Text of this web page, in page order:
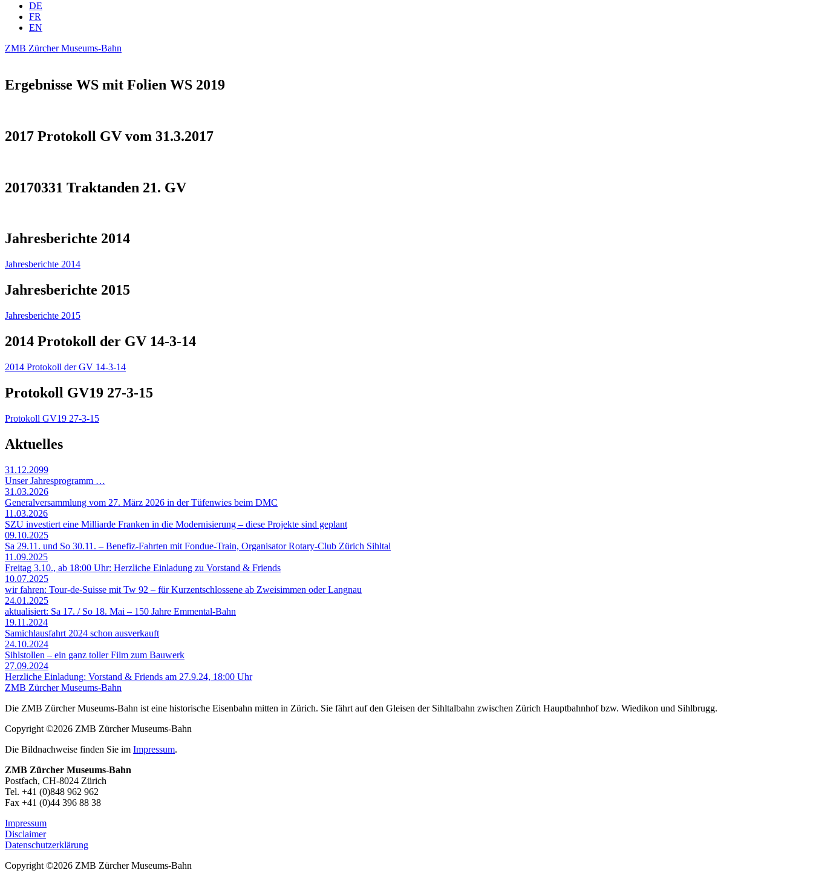
DE
FR
EN
ZMB Zürcher Museums-Bahn
Ergebnisse WS mit Folien WS 2019
2017 Protokoll GV vom 31.3.2017
20170331 Traktanden 21. GV
Jahresberichte 2014
Jahresberichte 2014
Jahresberichte 2015
Jahresberichte 2015
2014 Protokoll der GV 14-3-14
2014 Protokoll der GV 14-3-14
Protokoll GV19 27-3-15
Protokoll GV19 27-3-15
Aktuelles
31.12.2099
Unser Jahresprogramm …
31.03.2026
Generalversammlung vom 27. März 2026 in der Tüfenwies beim DMC
11.03.2026
SZU investiert eine Milliarde Franken in die Modernisierung – diese Projekte sind geplant
09.10.2025
Sa 29.11. und So 30.11. – Benefiz-Fahrten mit Fondue-Train, Organisator Rotary-Club Zürich Sihltal
11.09.2025
Freitag 3.10., ab 18:00 Uhr: Herzliche Einladung zu Vorstand & Friends
10.07.2025
wir fahren: Tour-de-Suisse mit Tw 92 – für Kurzentschlossene ab Zweisimmen oder Langnau
24.01.2025
aktualisiert: Sa 17. / So 18. Mai – 150 Jahre Emmental-Bahn
19.11.2024
Samichlausfahrt 2024 schon ausverkauft
24.10.2024
Sihlstollen – ein ganz toller Film zum Bauwerk
27.09.2024
Herzliche Einladung: Vorstand & Friends am 27.9.24, 18:00 Uhr
ZMB Zürcher Museums-Bahn
Die ZMB Zürcher Museums-Bahn ist eine historische Eisenbahn mitten in Zürich. Sie fährt auf den Gleisen der Sihltalbahn zwischen Zürich Hauptbahnhof bzw. Wiedikon und Sihlbrugg.
Copyright ©2026 ZMB Zürcher Museums-Bahn
Die Bildnachweise finden Sie im Impressum.
ZMB Zürcher Museums-Bahn
Postfach, CH-8024 Zürich
Tel. +41 (0)848 962 962
Fax +41 (0)44 396 88 38
Impressum
Disclaimer
Datenschutzerklärung
Copyright ©2026 ZMB Zürcher Museums-Bahn